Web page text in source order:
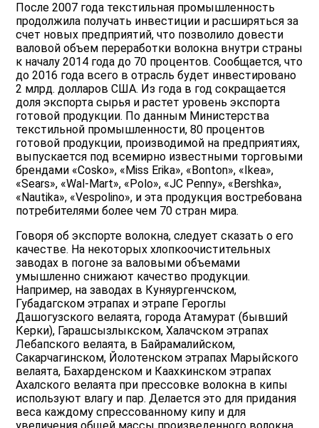
После 2007 года текстильная промышленность
продолжила получать инвестиции и расширяться за
счет новых предприятий, что позволило довести
валовой объем переработки волокна внутри страны
к началу 2014 года до 70 процентов. Сообщается, что
до 2016 года всего в отрасль будет инвестировано
2 млрд. долларов США. Из года в год сокращается
доля экспорта сырья и растет уровень экспорта
готовой продукции. По данным Министерства
текстильной промышленности, 80 процентов
готовой продукции, производимой на предприятиях,
выпускается под всемирно известными торговыми
брендами «Cosko», «Miss Erika», «Bonton», «Ikea»,
«Sears», «Wal-Mart», «Polo», «JC Penny», «Bershka»,
«Nautika», «Vespolino», и эта продукция востребована
потребителями более чем 70 стран мира.
Говоря об экспорте волокна, следует сказать о его
качестве. На некоторых хлопкоочистительных
заводах в погоне за валовыми объемами
умышленно снижают качество продукции.
Например, на заводах в Куняургенчском,
Губадагском этрапах и этрапе Героглы
Дашогузского велаята, города Атамурат (бывший
Керки), Гарашсызлыкском, Халачском этрапах
Лебапского велаята, в Байрамалийском,
Сакарчагинском, Йолотенском этрапах Марыйского
велаята, Бахарденском и Каахкинском этрапах
Ахалского велаята при прессовке волокна в кипы
используют влагу и пар. Делается это для придания
веса каждому спрессованному кипу и для